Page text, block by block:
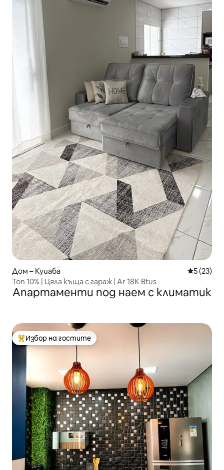
Дом – Куиаба Средна
5 (23)
Топ 10% | Цяла къща с гараж | Ar 18K Btus
Апартаменти под наем с климатик
Най-популярен избор на гостите
Избор на гостите